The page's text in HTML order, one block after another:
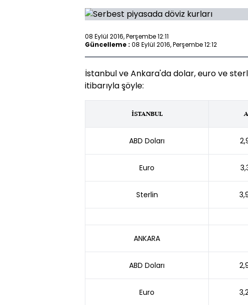
08 Eylül 2016, Perşembe 12:11
Güncelleme : 08 Eylül 2016, Perşembe 12:12
İstanbul ve Ankara'da dolar, euro ve
itibarıyla şöyle:
İSTANBUL
ABD Doları
Euro
Sterlin
ANKARA
ABD Doları
Euro